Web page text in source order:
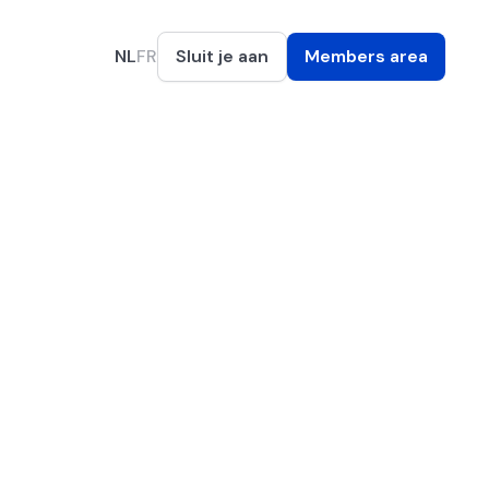
NLFR Sluit je aan Members area